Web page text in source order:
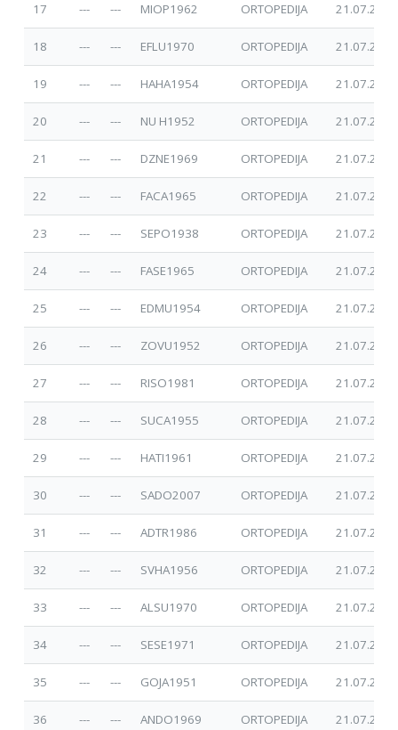
17 --- --- MIOP1962 ORTOPEDIJA 21.07.2025
18 --- --- EFLU1970 ORTOPEDIJA 21.07.2025
19 --- --- HAHA1954 ORTOPEDIJA 21.07.2025
20 --- --- NU H1952 ORTOPEDIJA 21.07.2025
21 --- --- DZNE1969 ORTOPEDIJA 21.07.2025
22 --- --- FACA1965 ORTOPEDIJA 21.07.2025
23 --- --- SEPO1938 ORTOPEDIJA 21.07.2025
24 --- --- FASE1965 ORTOPEDIJA 21.07.2025
25 --- --- EDMU1954 ORTOPEDIJA 21.07.2025
26 --- --- ZOVU1952 ORTOPEDIJA 21.07.2025
27 --- --- RISO1981 ORTOPEDIJA 21.07.2025
28 --- --- SUCA1955 ORTOPEDIJA 21.07.2025
29 --- --- HATI1961 ORTOPEDIJA 21.07.2025
30 --- --- SADO2007 ORTOPEDIJA 21.07.2025
31 --- --- ADTR1986 ORTOPEDIJA 21.07.2025
32 --- --- SVHA1956 ORTOPEDIJA 21.07.2025
33 --- --- ALSU1970 ORTOPEDIJA 21.07.2025
34 --- --- SESE1971 ORTOPEDIJA 21.07.2025
35 --- --- GOJA1951 ORTOPEDIJA 21.07.2025
36 --- --- ANDO1969 ORTOPEDIJA 21.07.2025